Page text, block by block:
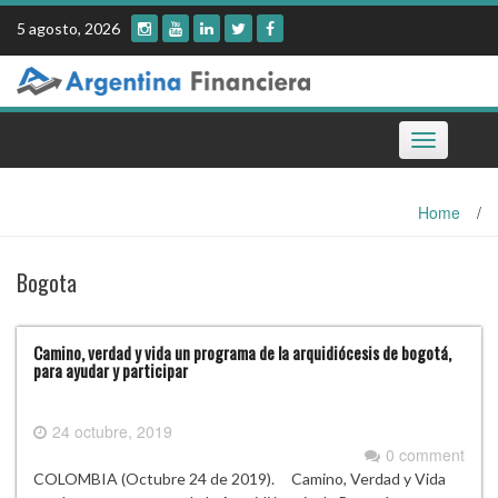
Skip
content
5 agosto, 2026
Toggle
navigation
Home /
Bogota
Camino, verdad y vida un programa de la arquidiócesis de bogotá,
para ayudar y participar
24 octubre, 2019
0 comment
COLOMBIA (Octubre 24 de 2019). Camino, Verdad y Vida